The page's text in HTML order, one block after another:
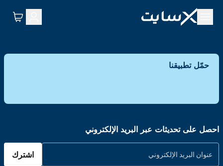
حمّل تطبيقنا
احصل على تحديثات عبر البريد الإلكتروني
اشترك